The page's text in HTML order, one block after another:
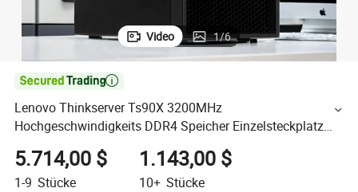
Video 1/6

Lenovo Thinkserver Ts90X 3200MHz
Hochgeschwindigkeits DDR4 Speicher Einzelsteckplatz
Computer Tower Server
5.714,00 $
1-9 Stücke
1.143,00 $
10+ Stücke